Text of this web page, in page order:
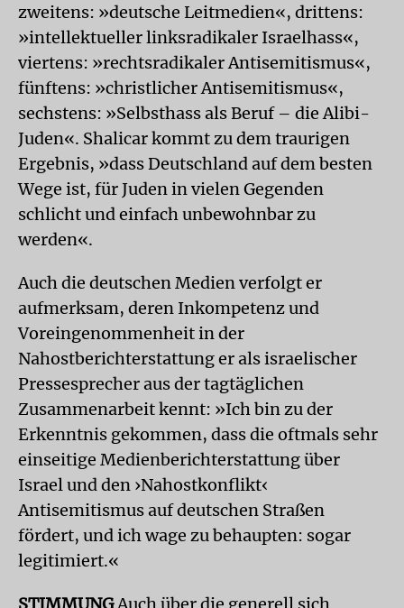
zweitens: »deutsche Leitmedien«, drittens:
»intellektueller linksradikaler Israelhass«,
viertens: »rechtsradikaler Antisemitismus«,
fünftens: »christlicher Antisemitismus«,
sechstens: »Selbsthass als Beruf – die Alibi-
Juden«. Shalicar kommt zu dem traurigen
Ergebnis, »dass Deutschland auf dem besten
Wege ist, für Juden in vielen Gegenden
schlicht und einfach unbewohnbar zu
werden«.
Auch die deutschen Medien verfolgt er
aufmerksam, deren Inkompetenz und
Voreingenommenheit in der
Nahostberichterstattung er als israelischer
Pressesprecher aus der tagtäglichen
Zusammenarbeit kennt: »Ich bin zu der
Erkenntnis gekommen, dass die oftmals sehr
einseitige Medienberichterstattung über
Israel und den ›Nahostkonflikt‹
Antisemitismus auf deutschen Straßen
fördert, und ich wage zu behaupten: sogar
legitimiert.«
STIMMUNGAuch über die generell sich